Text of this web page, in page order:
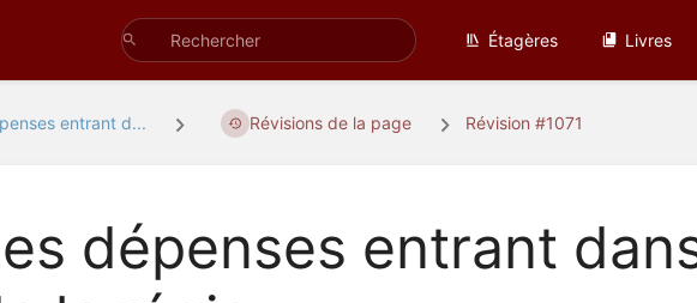
Étagères Livres
entrant d... Révisions de la page Révision #1071
dépenses entrant